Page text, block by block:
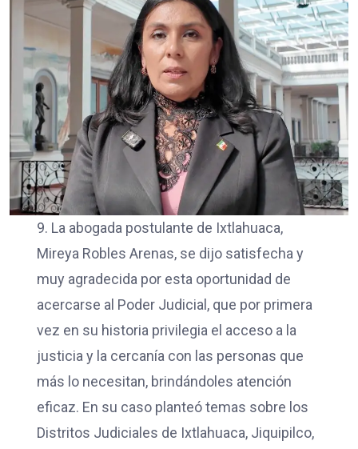
9. La abogada postulante de Ixtlahuaca,
Mireya Robles Arenas, se dijo satisfecha y
muy agradecida por esta oportunidad de
acercarse al Poder Judicial, que por primera
vez en su historia privilegia el acceso a la
justicia y la cercanía con las personas que
más lo necesitan, brindándoles atención
eficaz. En su caso planteó temas sobre los
Distritos Judiciales de Ixtlahuaca, Jiquipilco,